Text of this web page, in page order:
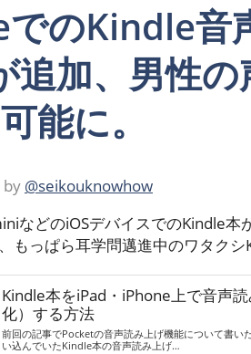
のKindle音
追加、男性
能に。
by @seikouknowhow
などのiOSデバイスでのKindle本
もっぱら耳学問邁進中のワタクシ
Kindle本をiPad・iPhone上で音声
化）する方法
前回の記事でPocketの音声読み上げ機能について書い
い込んでいたKindle本の音声読み上げ…